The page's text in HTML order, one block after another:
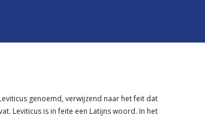
genoemd, verwijzend naar het feit dat
Leviticus is in feite een Latijns woord. In het